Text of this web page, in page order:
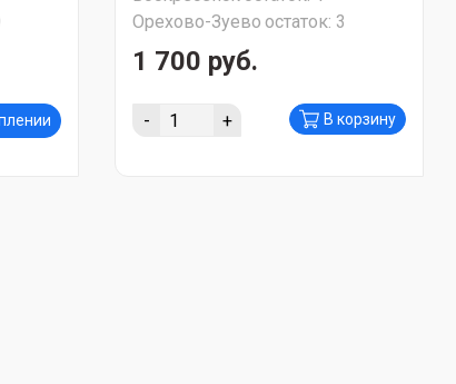
Орехово-Зуево остаток: 3
1 700 руб.
- + В корзину